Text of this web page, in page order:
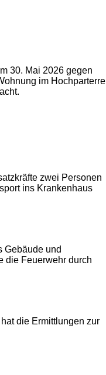
30. Mai 2026 gegen
im Hochparterre
zwei Personen
ins Krankenhaus
Gebäude und
die Feuerwehr durch
die Ermittlungen zur